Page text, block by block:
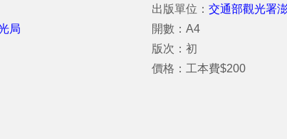
局
出版單位：交通部觀光署
開數：A4
版次：初
價格：工本費$200